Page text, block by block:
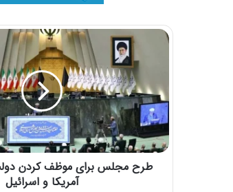
طرح مجلس برای موظف کردن
آمریکا و اسرائیل